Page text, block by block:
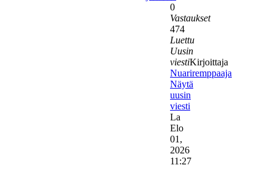
0
Vastaukset
474
Luettu
Uusin
viestiKirjoittaja
Nuariremppaaja
Näytä
uusin
viesti
La
Elo
01,
2026
11:27